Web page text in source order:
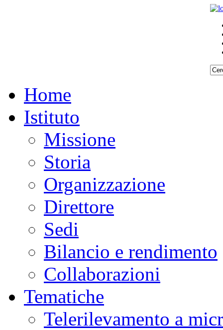
Home
Istituto
Missione
Storia
Organizzazione
Direttore
Sedi
Bilancio e rendimento
Collaborazioni
Tematiche
Telerilevamento a